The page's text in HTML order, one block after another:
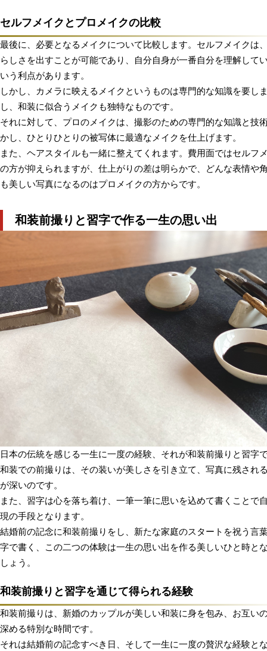
セルフメイクとプロメイクの比較
最後に、必要となるメイクについて比較します。セルフメイクは
らしさを出すことが可能であり、自分自身が一番自分を理解して
いう利点があります。
しかし、カメラに映えるメイクというものは専門的な知識を要し
し、和装に似合うメイクも独特なものです。
それに対して、プロのメイクは、撮影のための専門的な知識と技
かし、ひとりひとりの被写体に最適なメイクを仕上げます。
また、ヘアスタイルも一緒に整えてくれます。費用面ではセルフ
の方が抑えられますが、仕上がりの差は明らかで、どんな表情や
も美しい写真になるのはプロメイクの方からです。
和装前撮りと習字で作る一生の思い出
日本の伝統を感じる一生に一度の経験、それが和装前撮りと習字
和装での前撮りは、その装いが美しさを引き立て、写真に残され
が深いのです。
また、習字は心を落ち着け、一筆一筆に思いを込めて書くことで
現の手段となります。
結婚前の記念に和装前撮りをし、新たな家庭のスタートを祝う言
字で書く、この二つの体験は一生の思い出を作る美しいひと時と
しょう。
和装前撮りと習字を通じて得られる経験
和装前撮りは、新婚のカップルが美しい和装に身を包み、お互い
深める特別な時間です。
それは結婚前の記念すべき日、そして一生に一度の贅沢な経験と